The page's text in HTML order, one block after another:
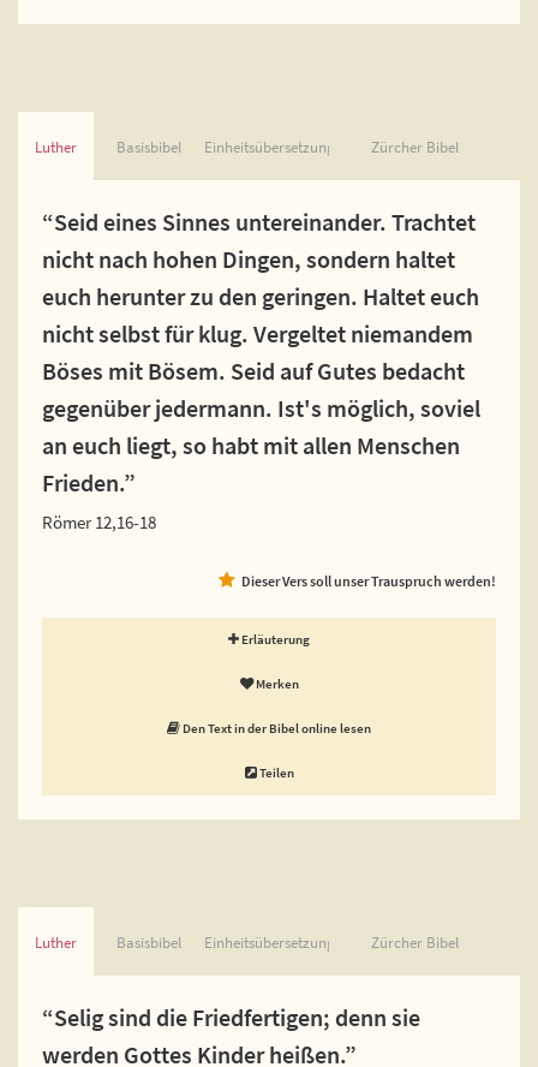
Luther Basisbibel Einheitsübersetzung Zürcher Bibel
“Seid eines Sinnes untereinander. Trachtet
nicht nach hohen Dingen, sondern haltet
euch herunter zu den geringen. Haltet euch
nicht selbst für klug. Vergeltet niemandem
Böses mit Bösem. Seid auf Gutes bedacht
gegenüber jedermann. Ist's möglich, soviel
an euch liegt, so habt mit allen Menschen
Frieden.”
Römer 12,16-18
Dieser Vers soll unser Trauspruch werden!
Erläuterung
Merken
Den Text in der Bibel online lesen
Teilen
Luther Basisbibel Einheitsübersetzung Zürcher Bibel
“Selig sind die Friedfertigen; denn sie
werden Gottes Kinder heißen.”